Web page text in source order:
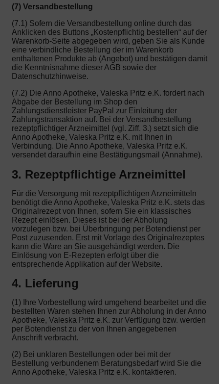
(7) Versandbestellung
(7.1) Sofern die Versandbestellung online durch das
Anklicken des Buttons „Kostenpflichtig bestellen“ auf der
Warenkorb-Seite abgegeben wird, geben Sie als Kunde
eine verbindliche Bestellung der im Warenkorb
enthaltenen Produkte ab (Angebot) und bestätigen damit
die Kenntnisnahme dieser AGB sowie der
Datenschutzhinweise.
(7.2) Die Anno Apotheke, Valeska Pritz e.K. fordert nach
Abgabe der Bestellung im Shop den
Zahlungsdienstleister PayPal zur Einleitung der
Zahlungstransaktion auf. Bei der Versandbestellung
rezeptpflichtiger Arzneimittel (vgl. Ziff. 3.) setzt sich die
Anno Apotheke, Valeska Pritz e.K. mit Ihnen in
Verbindung. Die Anno Apotheke, Valeska Pritz e.K.
versendet daraufhin eine Bestätigungsmail (Annahme).
3. Rezeptpflichtige Arzneimittel
Für die Versorgung mit rezeptpflichtigen Arzneimitteln
benötigt die Anno Apotheke, Valeska Pritz e.K. stets das
Originalrezept von Ihnen, sofern Sie ein klassisches
Rezept einlösen. Dieses ist bei der Abholung
vorzulegen bzw. bei Überbringung per Botendienst per
Post zuzusenden. Erst mit Vorlage des Originalrezeptes
kann die Ware an Sie ausgehändigt werden. Die
Einlösung von E-Rezepten erfolgt über die
entsprechende Applikation auf der Website.
4. Lieferung
(1) Ihre Vorbestellung wird umgehend bearbeitet und die
bestellten Waren stehen Ihnen zur Abholung in der Anno
Apotheke, Valeska Pritz e.K. zur Verfügung bzw. werden
per Botendienst zu der von Ihnen angegebenen
Anschrift verbracht.
(2) Bei unklaren Bestellungen oder bei mit der
Bestellung verbundenem Beratungsbedarf wird Sie die
Anno Apotheke, Valeska Pritz e.K. kontaktieren.